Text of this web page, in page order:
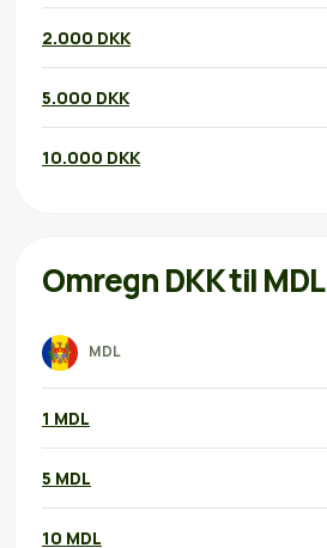
2.000 DKK
5.000 DKK
10.000 DKK
Omregn DKK til MDL
MDL
1 MDL
5 MDL
10 MDL